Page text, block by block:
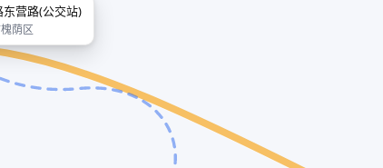
东营路(公交站)
荫区